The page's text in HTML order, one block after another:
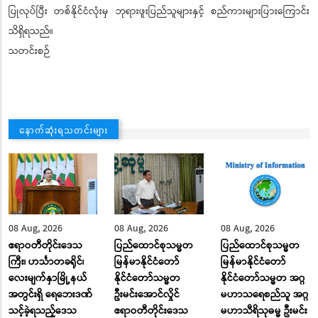
ပြုလုပ်ပြီး တစ်နိုင်ငံလုံးမှ ဘုရားဖူးပြည်သူများနှင့် စည်ကားများပြားကြောင်း
သိရှိရသည်။
သတင်းစဉ်
နောက်ဆုံးရသတင်းများ
08 Aug, 2026
ဧရာဝတီတိုင်းဒေသ
ကြီး၊ ဟင်္သာတခရိုင်၊
လေးမျက်နှာမြို့နယ်
အတွင်းရှိ ရေဘေးဒဏ်
သင့်ခဲ့ရသည့်ဒေသ
08 Aug, 2026
ပြည်ထောင်စုသမ္မတ
မြန်မာနိုင်ငံတော်
နိုင်ငံတော်သမ္မတ
ဦးမင်းအောင်လှိုင်
ဧရာဝတီတိုင်းဒေသ
08 Aug, 2026
ပြည်ထောင်စုသမ္မတ
မြန်မာနိုင်ငံတော်
နိုင်ငံတော်သမ္မတ အဂ္ဂ
မဟာသရေစည်သူ အဂ္ဂ
မဟာသီရိသုဓမ္မ ဦးမင်း